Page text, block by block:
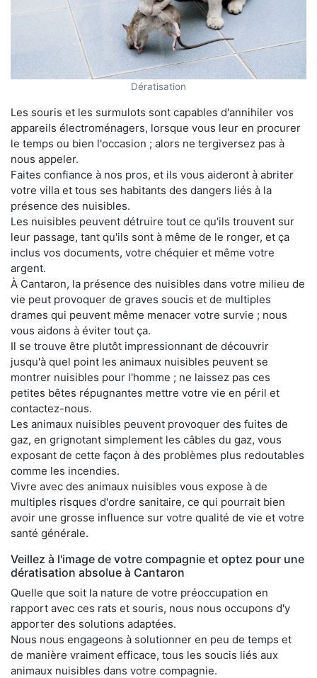
Dératisation
Les souris et les surmulots sont capables d'annihiler vos
appareils électroménagers, lorsque vous leur en procurer
le temps ou bien l'occasion ; alors ne tergiversez pas à
nous appeler.
Faites confiance à nos pros, et ils vous aideront à abriter
votre villa et tous ses habitants des dangers liés à la
présence des nuisibles.
Les nuisibles peuvent détruire tout ce qu'ils trouvent sur
leur passage, tant qu'ils sont à même de le ronger, et ça
inclus vos documents, votre chéquier et même votre
argent.
À Cantaron, la présence des nuisibles dans votre milieu de
vie peut provoquer de graves soucis et de multiples
drames qui peuvent même menacer votre survie ; nous
vous aidons à éviter tout ça.
Il se trouve être plutôt impressionnant de découvrir
jusqu'à quel point les animaux nuisibles peuvent se
montrer nuisibles pour l'homme ; ne laissez pas ces
petites bêtes répugnantes mettre votre vie en péril et
contactez-nous.
Les animaux nuisibles peuvent provoquer des fuites de
gaz, en grignotant simplement les câbles du gaz, vous
exposant de cette façon à des problèmes plus redoutables
comme les incendies.
Vivre avec des animaux nuisibles vous expose à de
multiples risques d'ordre sanitaire, ce qui pourrait bien
avoir une grosse influence sur votre qualité de vie et votre
santé générale.
Veillez à l'image de votre compagnie et optez pour une
dératisation absolue à Cantaron
Quelle que soit la nature de votre préoccupation en
rapport avec ces rats et souris, nous nous occupons d'y
apporter des solutions adaptées.
Nous nous engageons à solutionner en peu de temps et
de manière vraiment efficace, tous les soucis liés aux
animaux nuisibles dans votre compagnie.